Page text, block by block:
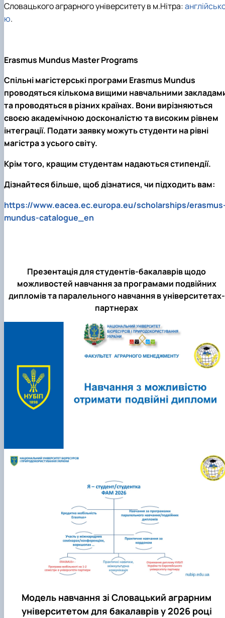
Словацького аграрного університету в м.Нітра:
ю.
Erasmus Mundus Master Programs
Спільні магістерські програми Erasmus Mundus
проводяться кількома вищими навчальними
та проводяться в різних країнах. Вони вирізняються
своєю академічною досконалістю та високим рівнем
інтеграції. Подати заявку можуть студенти на рівні
магістра з усього світу.
Крім того, кращим студентам надаються стипендії.
Дізнайтеся більше, щоб дізнатися, чи підходить вам:
https://www.eacea.ec.europa.eu/scholarships/
mundus-catalogue_en
Презентація для студентів-бакалаврів щодо
можливостей навчання за програмами подвійних
дипломів та паралельного навчання в університетах-
партнерах
Модель навчання зі Словацький аграрним
університетом для бакалаврів у 2026 році